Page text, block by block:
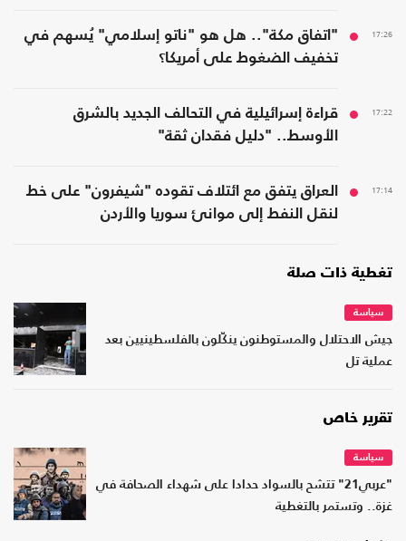
17:26
"اتفاق مكة".. هل هو "ناتو إسلامي" يُسهم في
تخفيف الضغوط على أمريكا؟
17:22
قراءة إسرائيلية في التحالف الجديد بالشرق
الأوسط.. "دليل فقدان ثقة"
17:14
العراق يتفق مع ائتلاف تقوده "شيفرون" على خط
لنقل النفط إلى موانئ سوريا والأردن
تغطية ذات صلة
سياسة
جيش الاحتلال والمستوطنون ينكّلون بالفلسطينيين بعد
عملية تل
تقرير خاص
سياسة
"عربي21" تتشح بالسواد حدادا على شهداء الصحافة في
غزة.. وتستمر بالتغطية